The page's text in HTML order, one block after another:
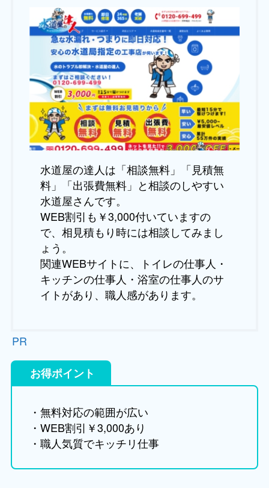
水道屋の達人は「相談無料」「見積無
料」「出張費無料」と相談のしやすい
水道屋さんです。
WEB割引も￥3,000付いていますの
で、相見積もり時には相談してみまし
ょう。
関連WEBサイトに、トイレの仕事人・
キッチンの仕事人・浴室の仕事人のサ
イトがあり、職人感があります。
PR
お得ポイント
・無料対応の範囲が広い
・WEB割引￥3,000あり
・職人気質でキッチリ仕事